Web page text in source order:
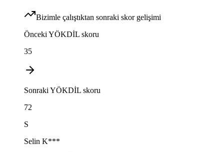
Bizimle çalıştıktan sonraki skor gelişimi
Önceki YÖKDİL skoru
35
Sonraki YÖKDİL skoru
72
S
Selin K***